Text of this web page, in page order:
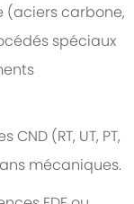
(aciers carbone,
spéciaux
(RT, UT, PT,
mécaniques.